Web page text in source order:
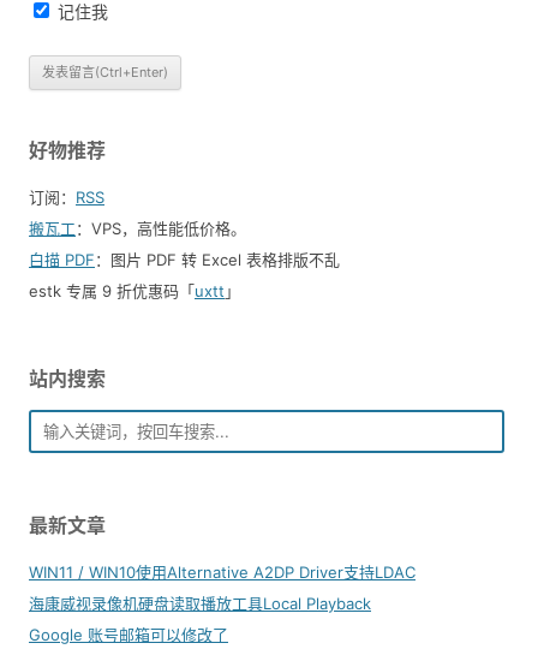
记住我
好物推荐
订阅： RSS
搬瓦工：VPS，高性能低价格。️
白描 PDF：图片 PDF 转 Excel 表格排版不乱
estk 专属 9 折优惠码「uxtt 」
站内搜索
最新文章
WIN11 / WIN10使用Alternative A2DP Driver支持LDAC
海康威视录像机硬盘读取播放工具Local Playback
Google 账号邮箱可以修改了